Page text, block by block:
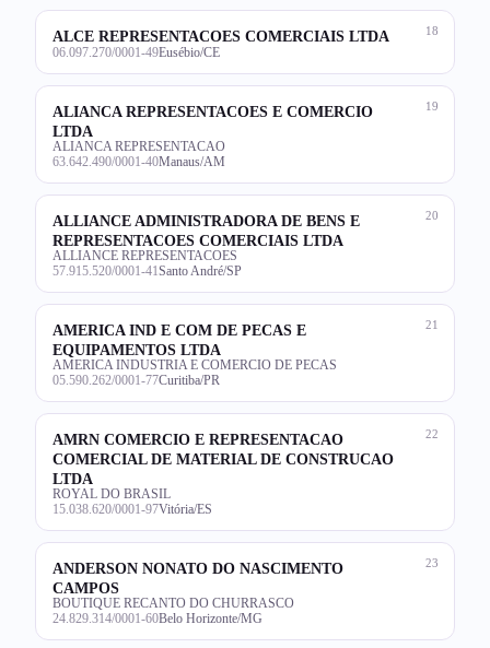
18
ALCE REPRESENTACOES COMERCIAIS LTDA
06.097.270/0001-49Eusébio/CE
19
ALIANCA REPRESENTACOES E COMERCIO
LTDA
ALIANCA REPRESENTACAO
63.642.490/0001-40Manaus/AM
20
ALLIANCE ADMINISTRADORA DE BENS E
REPRESENTACOES COMERCIAIS LTDA
ALLIANCE REPRESENTACOES
57.915.520/0001-41 Santo André/SP
21
AMERICA IND E COM DE PECAS E
EQUIPAMENTOS LTDA
AMERICA INDUSTRIA E COMERCIO DE PECAS
05.590.262/0001-77Curitiba/PR
22
AMRN COMERCIO E REPRESENTACAO
COMERCIAL DE MATERIAL DE CONSTRUCAO
LTDA
ROYAL DO BRASIL
15.038.620/0001-97Vitória/ES
23
ANDERSON NONATO DO NASCIMENTO
CAMPOS
BOUTIQUE RECANTO DO CHURRASCO
24.829.314/0001-60Belo Horizonte/MG